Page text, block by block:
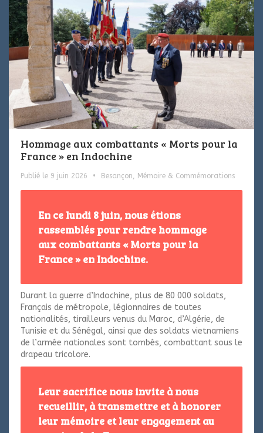
Hommage aux combattants « Morts pour la
France » en Indochine
Publié le 9 juin 2026 • Besançon Mémoire & Commémorations
En ce lundi 8 juin, nous étions
rassemblés pour rendre hommage
aux combattants « Morts pour la
France » en Indochine.
Durant la guerre d’Indochine, plus de 80 000 soldats,
Français de métropole, légionnaires de toutes
nationalités, tirailleurs venus du Maroc, d’Algérie, de
Tunisie et du Sénégal, ainsi que des soldats vietnamiens
de l’armée nationales sont tombés, combattant sous le
drapeau tricolore.
Leur sacrifice nous invite à nous
recueillir, à transmettre et à honorer
leur mémoire et leur engagement au